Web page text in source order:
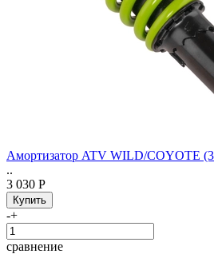
Амортизатор ATV WILD/COYOTE
..
3 030 Р
-+
сравнение